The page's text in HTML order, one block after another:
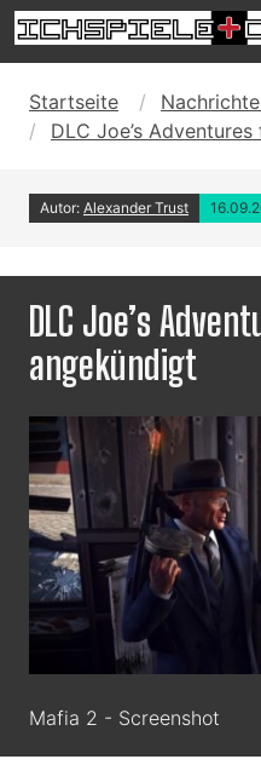
Startseite
DLC Joe’s
Autor: Alexander Trust
DLC Joe’s
angekündigt
Mafia 2 - Screenshot